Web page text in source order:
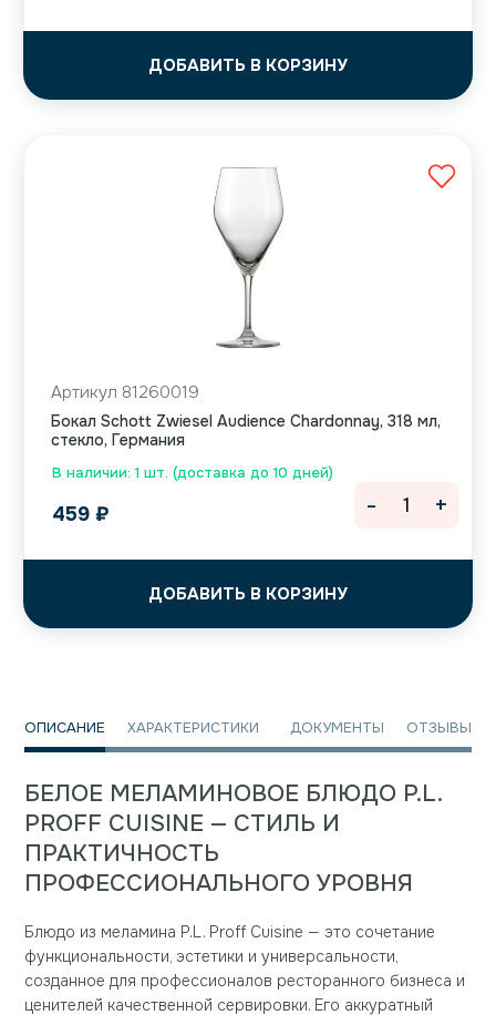
ДОБАВИТЬ В КОРЗИНУ
В наличии: 1 шт. (доставка до 10 дней)
Артикул 81260019
Бокал Schott Zwiesel Audience Chardonnay, 318 мл,
стекло, Германия
459 ₽
ДОБАВИТЬ В КОРЗИНУ
- +
ОПИСАНИЕ ХАРАКТЕРИСТИКИ ДОКУМЕНТЫ ОТЗЫВЫ
БЕЛОЕ МЕЛАМИНОВОЕ БЛЮДО P.L.
PROFF CUISINE — СТИЛЬ И
ПРАКТИЧНОСТЬ
ПРОФЕССИОНАЛЬНОГО УРОВНЯ
Блюдо из меламина P.L. Proff Cuisine — это сочетание
функциональности, эстетики и универсальности,
созданное для профессионалов ресторанного бизнеса и
ценителей качественной сервировки. Его аккуратный